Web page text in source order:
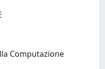
Computazione